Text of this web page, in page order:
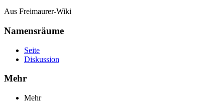
Aus Freimaurer-Wiki
Namensräume
Seite
Diskussion
Mehr
Mehr